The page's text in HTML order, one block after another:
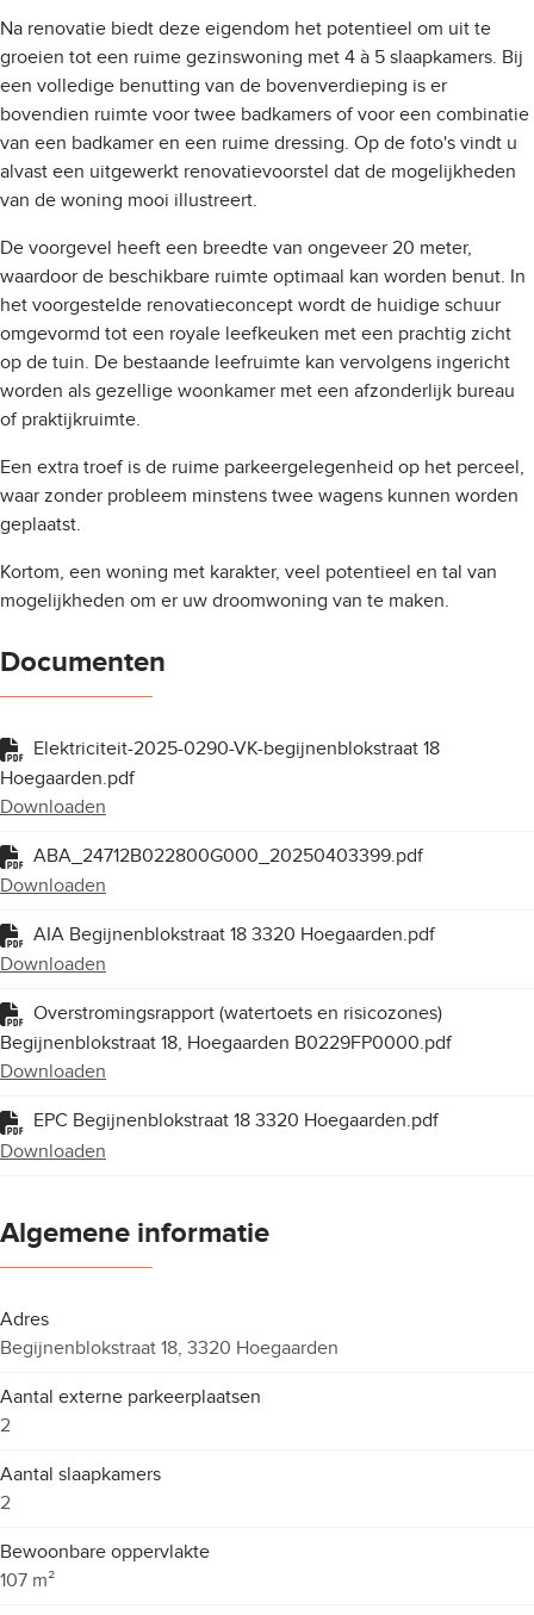
Na renovatie biedt deze eigendom het potentieel om uit te
groeien tot een ruime gezinswoning met 4 à 5 slaapkamers. Bij
een volledige benutting van de bovenverdieping is er
bovendien ruimte voor twee badkamers of voor een combinatie
van een badkamer en een ruime dressing. Op de foto's vindt u
alvast een uitgewerkt renovatievoorstel dat de mogelijkheden
van de woning mooi illustreert.
De voorgevel heeft een breedte van ongeveer 20 meter,
waardoor de beschikbare ruimte optimaal kan worden benut. In
het voorgestelde renovatieconcept wordt de huidige schuur
omgevormd tot een royale leefkeuken met een prachtig zicht
op de tuin. De bestaande leefruimte kan vervolgens ingericht
worden als gezellige woonkamer met een afzonderlijk bureau
of praktijkruimte.
Een extra troef is de ruime parkeergelegenheid op het perceel,
waar zonder probleem minstens twee wagens kunnen worden
geplaatst.
Kortom, een woning met karakter, veel potentieel en tal van
mogelijkheden om er uw droomwoning van te maken.
Documenten
Elektriciteit-2025-0290-VK-begijnenblokstraat 18
Hoegaarden.pdf
Downloaden
ABA_24712B022800G000_20250403399.pdf
Downloaden
AIA Begijnenblokstraat 18 3320 Hoegaarden.pdf
Downloaden
Overstromingsrapport (watertoets en risicozones)
Begijnenblokstraat 18, Hoegaarden B0229FP0000.pdf
Downloaden
EPC Begijnenblokstraat 18 3320 Hoegaarden.pdf
Downloaden
Algemene informatie
Adres
Begijnenblokstraat 18, 3320 Hoegaarden
Aantal externe parkeerplaatsen
2
Aantal slaapkamers
2
Bewoonbare oppervlakte
107 m²